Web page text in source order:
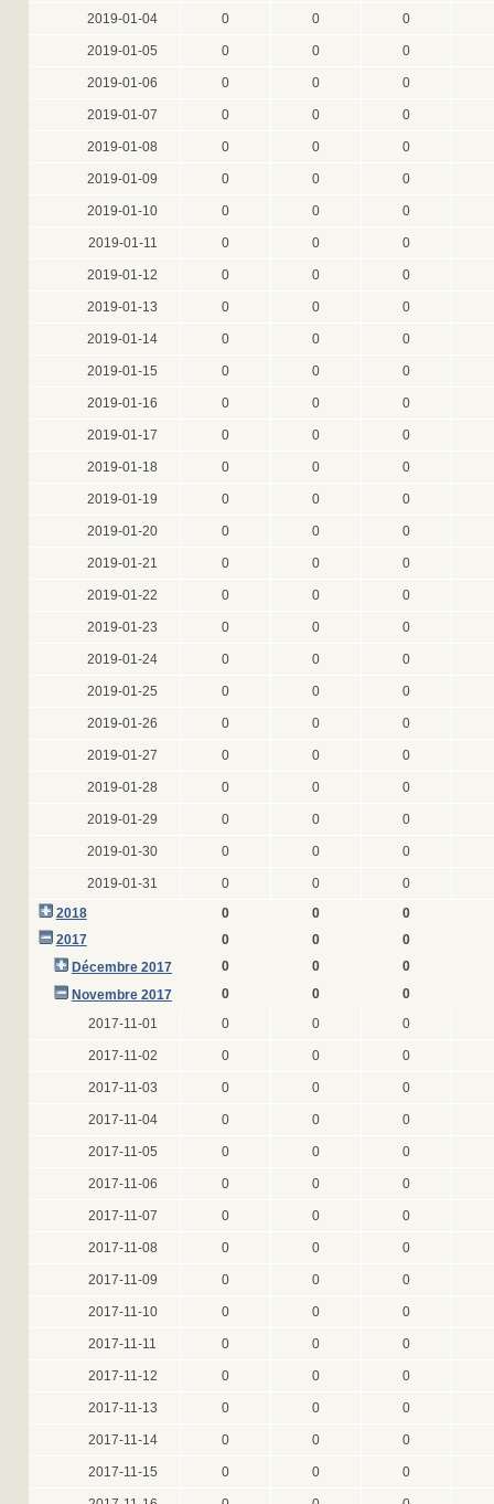
2019-01-04 0 0 0
2019-01-05 0 0 0
2019-01-06 0 0 0
2019-01-07 0 0 0
2019-01-08 0 0 0
2019-01-09 0 0 0
2019-01-10 0 0 0
2019-01-11 0 0 0
2019-01-12 0 0 0
2019-01-13 0 0 0
2019-01-14 0 0 0
2019-01-15 0 0 0
2019-01-16 0 0 0
2019-01-17 0 0 0
2019-01-18 0 0 0
2019-01-19 0 0 0
2019-01-20 0 0 0
2019-01-21 0 0 0
2019-01-22 0 0 0
2019-01-23 0 0 0
2019-01-24 0 0 0
2019-01-25 0 0 0
2019-01-26 0 0 0
2019-01-27 0 0 0
2019-01-28 0 0 0
2019-01-29 0 0 0
2019-01-30 0 0 0
2019-01-31 0 0
0
2018
0 0
0
2017
0 0
0
Décembre 2017
0 0
0
Novembre 2017
0 0
0
2017-11-01
0 0 0
2017-11-02 0 0 0
2017-11-03 0 0 0
2017-11-04 0 0 0
2017-11-05 0 0 0
2017-11-06 0 0 0
2017-11-07 0 0 0
2017-11-08 0 0 0
2017-11-09 0 0 0
2017-11-10 0 0 0
2017-11-11 0 0 0
2017-11-12 0 0 0
2017-11-13 0 0 0
2017-11-14 0 0 0
2017-11-15 0 0 0